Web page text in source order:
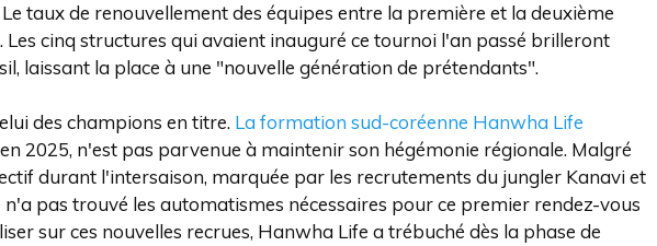
taux de renouvellement des équipes entre la première et la deuxième
Les cinq structures qui avaient inauguré ce tournoi l'an passé brilleront
laissant la place à une "nouvelle génération de prétendants".
des champions en titre. La formation sud-coréenne Hanwha Life
2025, n'est pas parvenue à maintenir son hégémonie régionale. Malgré
durant l'intersaison, marquée par les recrutements du jungler Kanavi et
pas trouvé les automatismes nécessaires pour ce premier rendez-vous
sur ces nouvelles recrues, Hanwha Life a trébuché dès la phase de